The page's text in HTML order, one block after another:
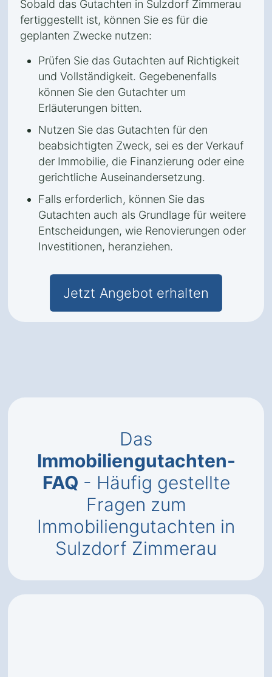
Sobald das Gutachten in Sulzdorf Zimmerau
fertiggestellt ist, können Sie es für die
geplanten Zwecke nutzen:
Prüfen Sie das Gutachten auf Richtigkeit
und Vollständigkeit. Gegebenenfalls
können Sie den Gutachter um
Erläuterungen bitten.
Nutzen Sie das Gutachten für den
beabsichtigten Zweck, sei es der Verkauf
der Immobilie, die Finanzierung oder eine
gerichtliche Auseinandersetzung.
Falls erforderlich, können Sie das
Gutachten auch als Grundlage für weitere
Entscheidungen, wie Renovierungen oder
Investitionen, heranziehen.
Jetzt Angebot erhalten
Das
Immobiliengutachten-
FAQ - Häufig gestellte
Fragen zum
Immobiliengutachten in
Sulzdorf Zimmerau